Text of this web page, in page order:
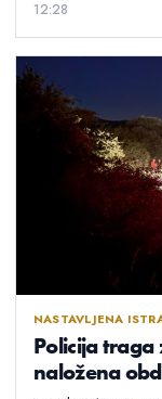
12:28
NASTAVLJENA
Policija traga
naložena